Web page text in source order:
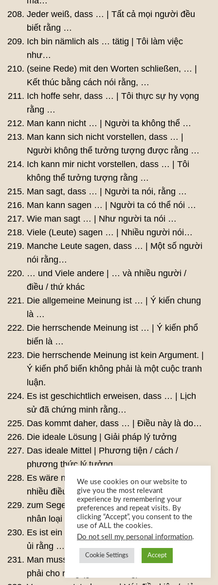
Jeder weiß, dass … | Tất cả mọi người đều
biết rằng …
Ich bin nämlich als … tätig | Tôi làm việc
như…
(seine Rede) mit den Worten schließen, … |
Kết thúc bằng cách nói rằng, …
Ich hoffe sehr, dass … | Tôi thực sự hy vọng
rằng …
Man kann nicht … | Người ta không thể …
Man kann sich nicht vorstellen, dass … |
Người không thể tưởng tượng được rằng …
Ich kann mir nicht vorstellen, dass … | Tôi
không thể tưởng tượng rằng …
Man sagt, dass … | Người ta nói, rằng …
Man kann sagen … | Người ta có thể nói …
Wie man sagt … | Như người ta nói …
Viele (Leute) sagen … | Nhiều người nói…
Manche Leute sagen, dass … | Một số người
nói rằng…
… und Viele andere | … và nhiều người /
điều / thứ khác
Die allgemeine Meinung ist … | Ý kiến ​​chung
là …
Die herrschende Meinung ist … | Ý kiến ​​​​phổ
biến là …
Die herrschende Meinung ist kein Argument. |
Ý kiến ​​​​phổ biến không phải là một cuộc tranh
luận.
Es ist geschichtlich erweisen, dass … | Lịch
sử đã chứng minh rằng…
Das kommt daher, dass … | Điều này là do…
Die ideale Lösung | Giải pháp lý tưởng
Das ideale Mittel | Phương tiện / cách /
phương thức lý tưởng
Es wäre noch viel zu sagen! | Vẫn còn rất
nhiều điều để nói!
zum Segen der Menschheit | vì lợi ích của
nhân loại
Es ist ein Trost, dass … | Đó là một niềm an
ủi rằng …
Man muss voraussetzen, dass … | Người ta
phải cho rằng (giả định rằng) …
We use cookies on our website to
give you the most relevant
experience by remembering your
preferences and repeat visits. By
clicking “Accept”, you consent to the
use of ALL the cookies.
Do not sell my personal information.
Cookie Settings Accept